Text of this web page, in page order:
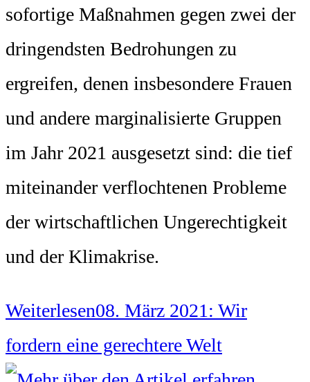
sofortige Maßnahmen gegen zwei der
dringendsten Bedrohungen zu
ergreifen, denen insbesondere Frauen
und andere marginalisierte Gruppen
im Jahr 2021 ausgesetzt sind: die tief
miteinander verflochtenen Probleme
der wirtschaftlichen Ungerechtigkeit
und der Klimakrise.
Weiterlesen08. März 2021: Wir
fordern eine gerechtere Welt